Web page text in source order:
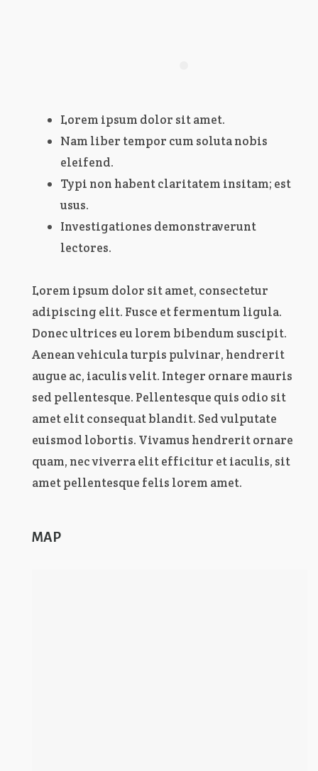
Lorem ipsum dolor sit amet.
Nam liber tempor cum soluta nobis
eleifend.
Typi non habent claritatem insitam; est
usus.
Investigationes demonstraverunt
lectores.
Lorem ipsum dolor sit amet, consectetur
adipiscing elit. Fusce et fermentum ligula.
Donec ultrices eu lorem bibendum suscipit.
Aenean vehicula turpis pulvinar, hendrerit
augue ac, iaculis velit. Integer ornare mauris
sed pellentesque. Pellentesque quis odio sit
amet elit consequat blandit. Sed vulputate
euismod lobortis. Vivamus hendrerit ornare
quam, nec viverra elit efficitur et iaculis, sit
amet pellentesque felis lorem amet.
MAP